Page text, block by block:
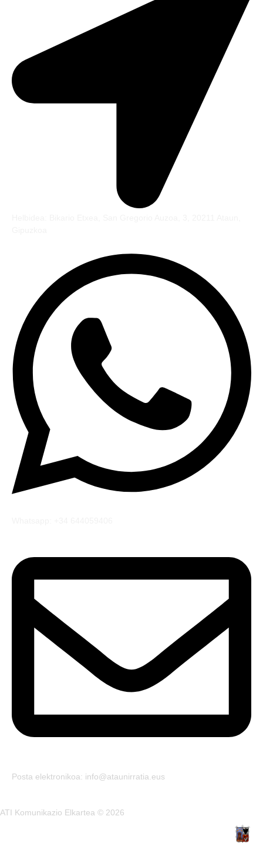
Posta elektronikoa: info@ataunirratia.eus
ATI Komunikazio Elkartea © 2026